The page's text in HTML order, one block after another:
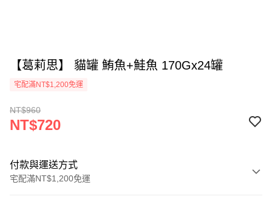
【葛莉思】 貓罐 鮪魚+鮭魚 170Gx24罐
宅配滿NT$1,200免運
NT$960
NT$720
付款與運送方式
宅配滿NT$1,200免運